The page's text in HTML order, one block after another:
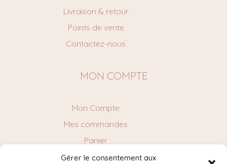
Gérer le consentement aux
Livraison & retour
Points de vente
Contactez-nous
MON COMPTE
Mon Compte
Mes commandes
Panier